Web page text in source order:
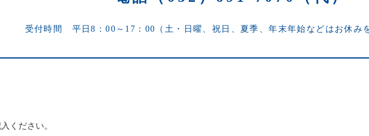
受付時間 平日8：00～17：00（土・日曜、祝日、夏季、年末年始などはお休み
ください。